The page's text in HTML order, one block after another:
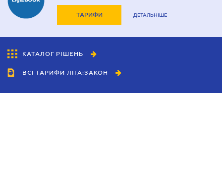
ТАРИФИ ДЕТАЛЬНІШЕ
КАТАЛОГ РІШЕНЬ
ВСІ ТАРИФИ ЛІГА:ЗАКОН